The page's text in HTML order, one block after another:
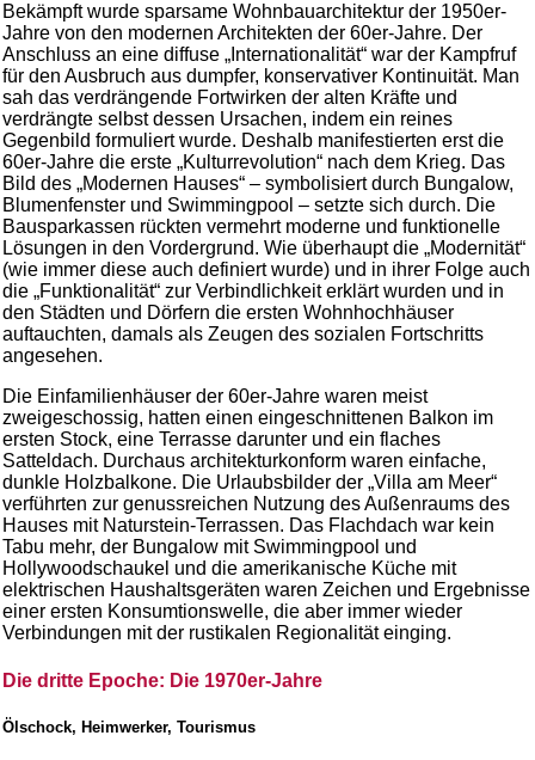
Bekämpft wurde sparsame Wohnbauarchitektur der 1950er-
Jahre von den modernen Architekten der 60er-Jahre. Der
Anschluss an eine diffuse „Internationalität“ war der Kampfruf
für den Ausbruch aus dumpfer, konservativer Kontinuität. Man
sah das verdrängende Fortwirken der alten Kräfte und
verdrängte selbst dessen Ursachen, indem ein reines
Gegenbild formuliert wurde. Deshalb manifestierten erst die
60er-Jahre die erste „Kulturrevolution“ nach dem Krieg. Das
Bild des „Modernen Hauses“ – symbolisiert durch Bungalow,
Blumenfenster und Swimmingpool – setzte sich durch. Die
Bausparkassen rückten vermehrt moderne und funktionelle
Lösungen in den Vordergrund. Wie überhaupt die „Modernität“
(wie immer diese auch definiert wurde) und in ihrer Folge auch
die „Funktionalität“ zur Verbindlichkeit erklärt wurden und in
den Städten und Dörfern die ersten Wohnhochhäuser
auftauchten, damals als Zeugen des sozialen Fortschritts
angesehen.
Die Einfamilienhäuser der 60er-Jahre waren meist
zweigeschossig, hatten einen eingeschnittenen Balkon im
ersten Stock, eine Terrasse darunter und ein flaches
Satteldach. Durchaus architekturkonform waren einfache,
dunkle Holzbalkone. Die Urlaubsbilder der „Villa am Meer“
verführten zur genussreichen Nutzung des Außenraums des
Hauses mit Naturstein-Terrassen. Das Flachdach war kein
Tabu mehr, der Bungalow mit Swimmingpool und
Hollywoodschaukel und die amerikanische Küche mit
elektrischen Haushaltsgeräten waren Zeichen und Ergebnisse
einer ersten Konsumtionswelle, die aber immer wieder
Verbindungen mit der rustikalen Regionalität einging.
Die dritte Epoche: Die 1970er-Jahre
Ölschock, Heimwerker, Tourismus